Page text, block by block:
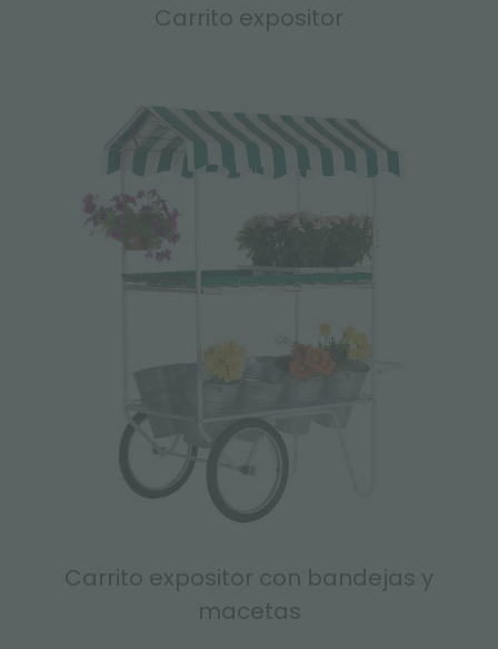
Carrito expositor
Carrito expositor con bandejas y
macetas